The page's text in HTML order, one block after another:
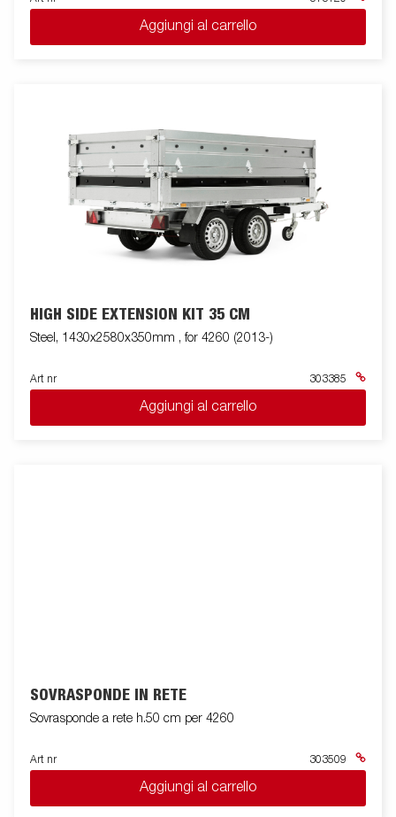
Aggiungi al carrello
HIGH SIDE EXTENSION KIT 35 CM
Steel, 1430x2580x350mm , for 4260 (2013-)
Art nr 303385
Aggiungi al carrello
SOVRASPONDE IN RETE
Sovrasponde a rete h.50 cm per 4260
Art nr 303509
Aggiungi al carrello